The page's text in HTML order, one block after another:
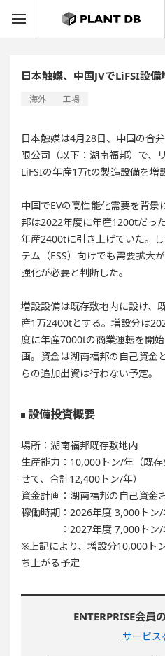
日本触媒、中国JVでLiFSI設備
海外 工場
日本触媒は4月28日、中国の合
限公司（以下：湖南福邦）で、
LiFSIの年産1万tの製造設備を増
中国でEVの高性能化需要を背
邦は2022年度に年産1200tだっ
年産2400tに引き上げていた。
テム（ESS）向けでも需要拡大
強化が必要と判断した。
増設設備は既存敷地内に設け、
産1万2400tとする。増設分は
度に年産7000tの商業運転を開
画。資金は湖南福邦の自己資金
らの追加出資は行わない予定。
設備投資概要
場所：湖南福邦既存敷地内
生産能力：10,000トン/年（既
せて、合計12,400トン/年）
資金計画：湖南福邦の自己資金
稼働時期：2026年度 3,000トン
：2027年度 7,000トン/年
※上記により、増設分10,000ト
ち上がる予定
ENTERPRISE会員
サービス